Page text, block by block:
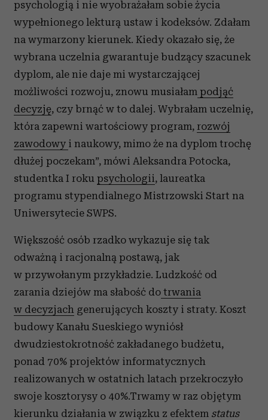
psychologią i nie wyobrażałam sobie życia
wypełnionego lekturą ustaw i kodeksów. Zdałam
na wymarzony kierunek. Kiedy okazało się, że
wybrana uczelnia gwarantuje budzący szacunek
dyplom, ale nie daje mi wystarczającej
możliwości rozwoju, znowu musiałam podjąć
decyzję, czy brnąć w to dalej. Wybrałam uczelnię,
która zapewni wartościowy program, rozwój
zawodowy i naukowy, mimo że na dyplom trochę
dłużej poczekam”, mówi Aleksandra Potocka,
studentka I roku psychologii, laureatka
programu stypendialnego Mistrzowski Start na
Uniwersytecie SWPS.
Większość osób rzadko wykazuje się tak
odważną i racjonalną postawą, jak
w przywołanym przykładzie. Ludzkość od
zarania dziejów ma słabość do trwania
w decyzjach generujących koszty i straty. Koszt
budowy Kanału Sueskiego wyniósł
dwudziestokrotność zakładanego budżetu,
ponad 70% projektów informatycznych
realizowanych w ostatnich latach przekroczyło
swoje kosztorysy o 40%.Trwamy w raz objętym
kierunku działania w związku z efektem status